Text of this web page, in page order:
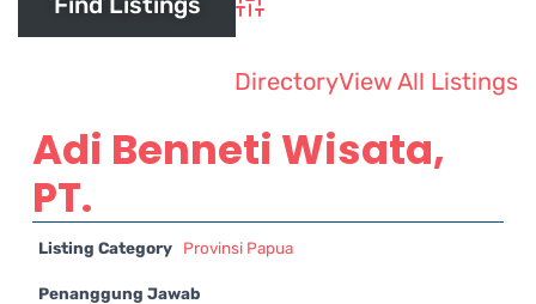
Advanced Search
DirectoryView All Listings
Adi Benneti Wisata,
PT.
Listing Category Provinsi Papua
Penanggung Jawab